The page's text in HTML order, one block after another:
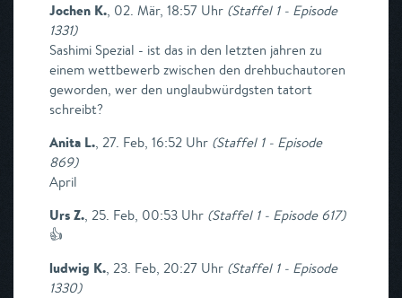
Jochen K., 02. Mär, 18:57 Uhr (Staffel 1 - Episode
1331)
Sashimi Spezial - ist das in den letzten jahren zu
einem wettbewerb zwischen den drehbuchautoren
geworden, wer den unglaubwürdgsten tatort
schreibt?
Anita L., 27. Feb, 16:52 Uhr (Staffel 1 - Episode
869)
April
Urs Z., 25. Feb, 00:53 Uhr (Staffel 1 - Episode 617)
👍
ludwig K., 23. Feb, 20:27 Uhr (Staffel 1 - Episode
1330)